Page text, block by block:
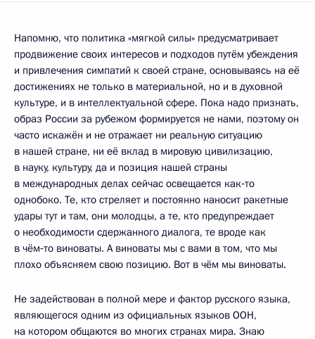
Напомню, что политика «мягкой силы» предусматривает
продвижение своих интересов и подходов путём убеждения
и привлечения симпатий к своей стране, основываясь на её
достижениях не только в материальной, но и в духовной
культуре, и в интеллектуальной сфере. Пока надо признать,
образ России за рубежом формируется не нами, поэтому он
часто искажён и не отражает ни реальную ситуацию
в нашей стране, ни её вклад в мировую цивилизацию,
в науку, культуру, да и позиция нашей страны
в международных делах сейчас освещается как‑то
однобоко. Те, кто стреляет и постоянно наносит ракетные
удары тут и там, они молодцы, а те, кто предупреждает
о необходимости сдержанного диалога, те вроде как
в чём‑то виноваты. А виноваты мы с вами в том, что мы
плохо объясняем свою позицию. Вот в чём мы виноваты.
Не задействован в полной мере и фактор русского языка,
являющегося одним из официальных языков ООН,
на котором общаются во многих странах мира. Знаю